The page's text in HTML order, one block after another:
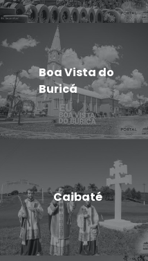
Boa Vista do
Buricá
Caibaté